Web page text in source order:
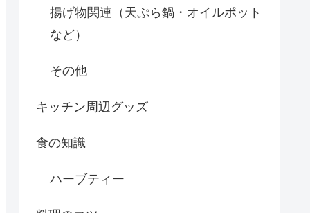
揚げ物関連（天ぷら鍋・オイルポット
など）
その他
キッチン周辺グッズ
食の知識
ハーブティー